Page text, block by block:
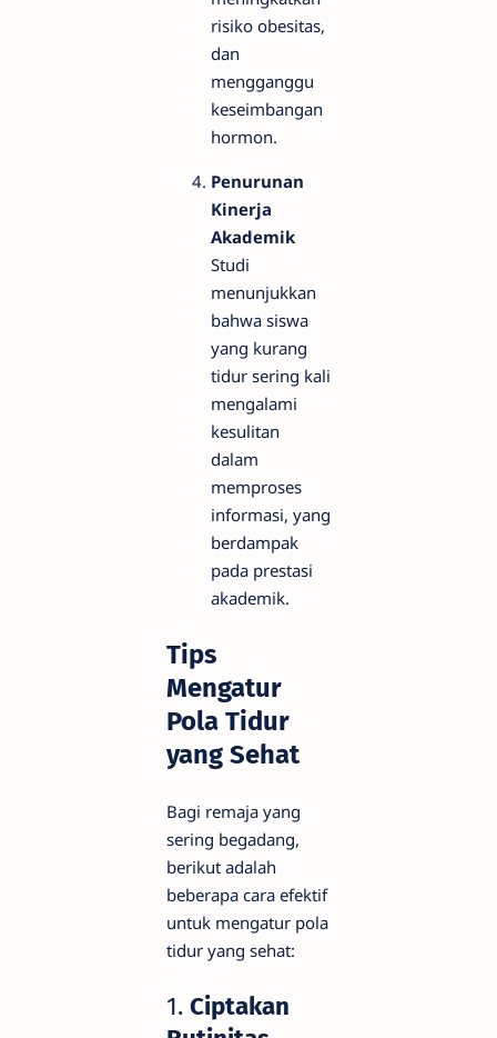
risiko obesitas,
dan
mengganggu
keseimbangan
hormon.
Penurunan
Kinerja
Akademik
Studi
menunjukkan
bahwa siswa
yang kurang
tidur sering kali
mengalami
kesulitan
dalam
memproses
informasi, yang
berdampak
pada prestasi
akademik.
Tips
Mengatur
Pola Tidur
yang Sehat
Bagi remaja yang
sering begadang,
berikut adalah
beberapa cara efektif
untuk mengatur pola
tidur yang sehat:
1. Ciptakan